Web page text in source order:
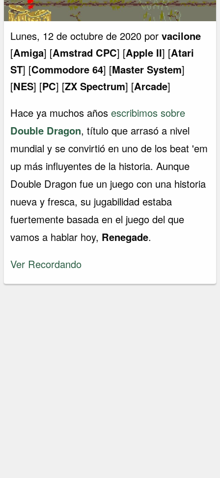
Lunes, 12 de octubre de 2020 porvacilone
[Amiga] [Amstrad CPC] [Apple II] [Atari
ST] [Commodore 64] [Master System]
[NES] [PC] [ZX Spectrum] [Arcade]
Hace ya muchos añosescribimos sobre
Double Dragon, título que arrasó a nivel
mundial y se convirtió en uno de los beat 'em
up más influyentes de la historia. Aunque
Double Dragon fue un juego con una historia
nueva y fresca, su jugabilidad estaba
fuertemente basada en el juego del que
vamos a hablar hoy, Renegade.
Ver Recordando